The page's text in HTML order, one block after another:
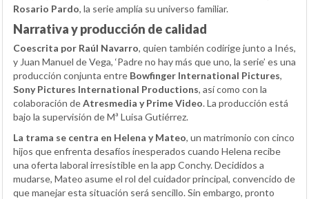
Rosario Pardo, la serie amplía su universo familiar.
Narrativa y producción de calidad
Coescrita por Raúl Navarro, quien también codirige junto a Inés,
y Juan Manuel de Vega, ‘Padre no hay más que uno, la serie’ es una
producción conjunta entre Bowfinger International Pictures,
Sony Pictures International Productions, así como con la
colaboración deAtresmedia y Prime Video. La producción está
bajo la supervisión de Mª Luisa Gutiérrez.
La trama se centra en Helena y Mateo, un matrimonio con cinco
hijos que enfrenta desafíos inesperados cuando Helena recibe
una oferta laboral irresistible en la app Conchy. Decididos a
mudarse, Mateo asume el rol del cuidador principal, convencido de
que manejar esta situación será sencillo. Sin embargo, pronto